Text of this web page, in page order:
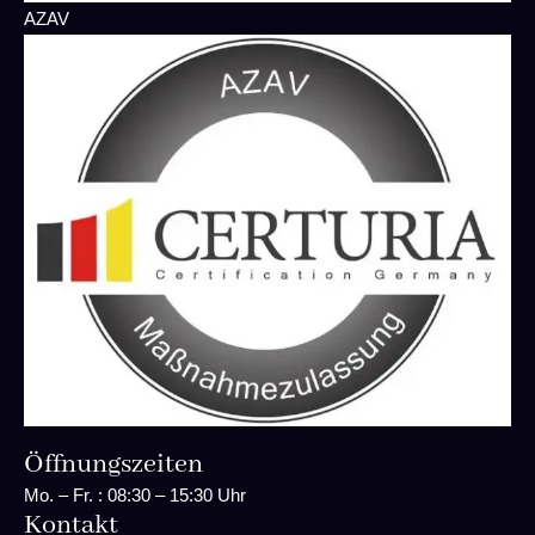
AZAV
Öffnungszeiten
Mo. – Fr. : 08:30 – 15:30 Uhr
Kontakt